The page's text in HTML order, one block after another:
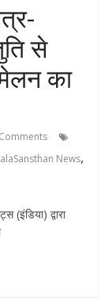
से
का
News,
द्वारा